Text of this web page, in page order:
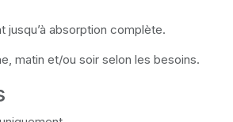
jusqu’à absorption complète.
matin et/ou soir selon les besoins.